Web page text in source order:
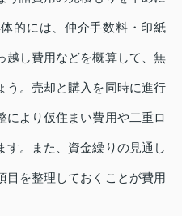
的には、仲介手数料・印紙
越し費用などを概算して、無
う。売却と購入を同時に進行
により仮住まい費用や二重ロ
す。また、資金繰りの見通し
目を整理しておくことが費用